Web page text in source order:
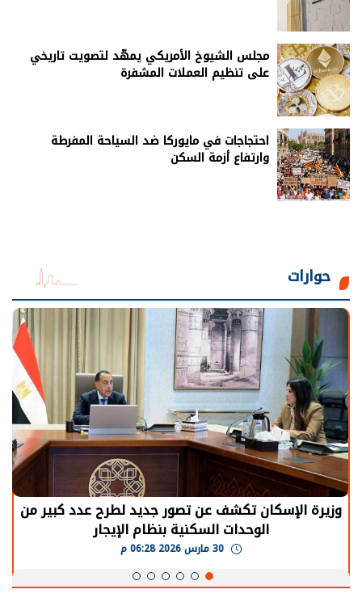
مجلس الشيوخ الأمريكي يمهّد لتصويت تاريخي
على تنظيم العملات المشفرة
احتجاجات في مايوركا ضد السياحة المفرطة
وارتفاع أزمة السكن
حوارات
لطرح عدد كبير من الرئيس السيسي: توقف
يحتاج إلى سنوات لعودة